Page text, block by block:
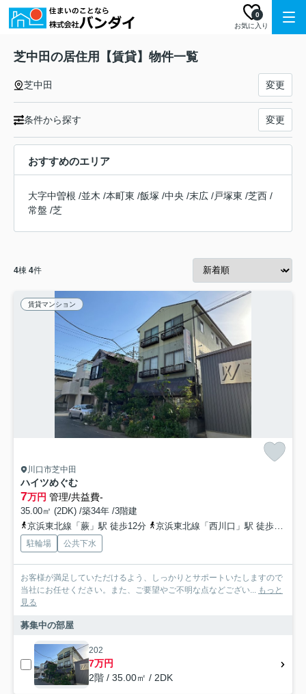
お気に入り
0
芝中田の居住用【賃貸】物件一覧
芝中田 変更
条件から探す 変更
おすすめのエリア
大字中曽根 /並木 /本町東 /飯塚 /中央 /末広 /戸塚東 /芝西 /
常盤 /芝
4棟 4件
賃貸マンション
川口市芝中田
ハイツめぐむ
7万円 管理/共益費-
35.00㎡ (2DK) /築34年 /3階建
京浜東北線「蕨」駅 徒歩12分
京浜東北線「西川口」駅 徒歩25分
駐輪場 公共下水
お客様が満足していただけるよう、しっかりとサポートいたしますので
当社にお任せください。また、ご要望やご不明な点などござい... もっと
見る
募集中の部屋
202
7万円
2階 / 35.00㎡ / 2DK